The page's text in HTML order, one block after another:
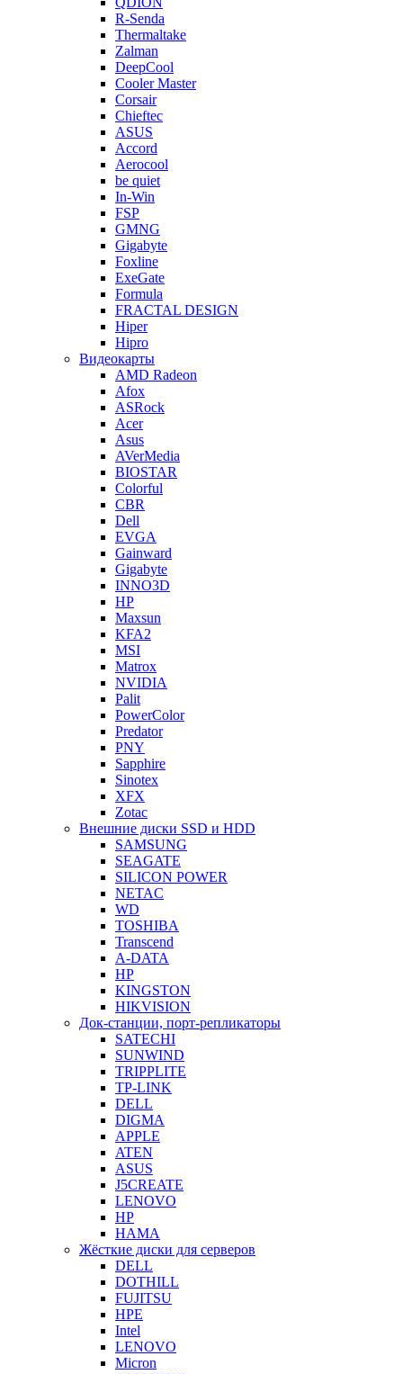
R-Senda
Thermaltake
Zalman
DeepCool
Cooler Master
Corsair
Chieftec
ASUS
Accord
Aerocool
be quiet
In-Win
FSP
GMNG
Gigabyte
Foxline
ExeGate
Formula
FRACTAL DESIGN
Hiper
Hipro
Видеокарты
AMD Radeon
Afox
ASRock
Acer
Asus
AVerMedia
BIOSTAR
Colorful
CBR
Dell
EVGA
Gainward
Gigabyte
INNO3D
HP
Maxsun
KFA2
MSI
Matrox
NVIDIA
Palit
PowerColor
Predator
PNY
Sapphire
Sinotex
XFX
Zotac
Внешние диски SSD и HDD
SAMSUNG
SEAGATE
SILICON POWER
NETAC
WD
TOSHIBA
Transcend
A-DATA
HP
KINGSTON
HIKVISION
Док-станции, порт-репликаторы
SATECHI
SUNWIND
TRIPPLITE
TP-LINK
DELL
DIGMA
APPLE
ATEN
ASUS
J5CREATE
LENOVO
HP
HAMA
Жёсткие диски для серверов
DELL
DOTHILL
FUJITSU
HPE
Intel
LENOVO
Micron